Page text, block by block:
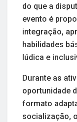
do que a
evento é
integração,
habilidades
lúdica e
Durante as
oportunidade
formato
socialização,